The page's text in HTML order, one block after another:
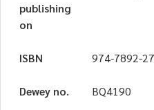
publishing
on
ISBN 974-7892-
Dewey no. BQ4190